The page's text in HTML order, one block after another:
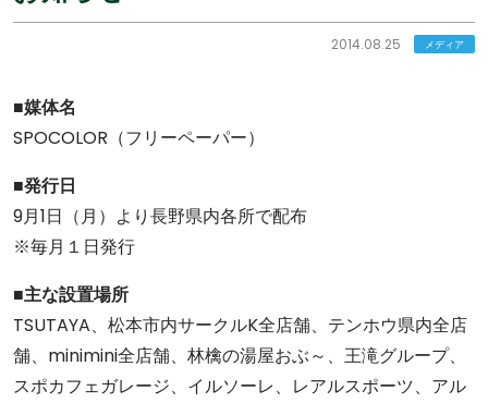
2014.08.25 メディア
■媒体名
SPOCOLOR（フリーペーパー）
■発行日
9月1日（月）より長野県内各所で配布
※毎月１日発行
■主な設置場所
TSUTAYA、松本市内サークルK全店舗、テンホウ県内全店
舗、minimini全店舗、林檎の湯屋おぶ～、王滝グループ、
スポカフェガレージ、イルソーレ、レアルスポーツ、アル